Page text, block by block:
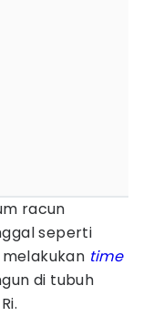
racun
seperti
time
di tubuh